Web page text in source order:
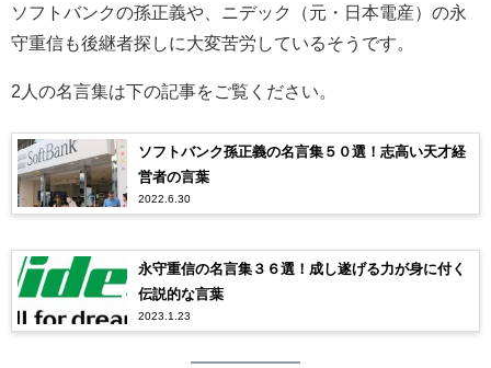
ソフトバンクの孫正義や、ニデック（元・日本電産）の永
守重信も後継者探しに大変苦労しているそうです。
2人の名言集は下の記事をご覧ください。
ソフトバンク孫正義の名言集５０選！志高い天才経
営者の言葉
2022.6.30
永守重信の名言集３６選！成し遂げる力が身に付く
伝説的な言葉
2023.1.23